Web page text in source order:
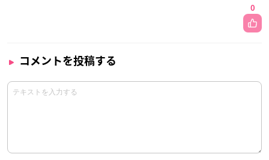
0
コメントを投稿する